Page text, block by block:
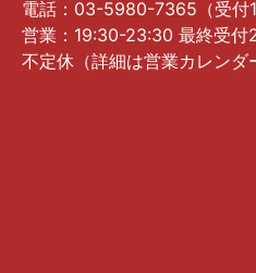
電話：03-5980-7365（受付
営業：19:30-23:30 最終受付
不定休（詳細は営業カレンダ